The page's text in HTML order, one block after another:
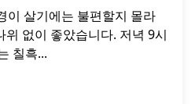
이 살기에는 불편할지 몰라
없이 좋았습니다. 저녁 9시
칠흑...